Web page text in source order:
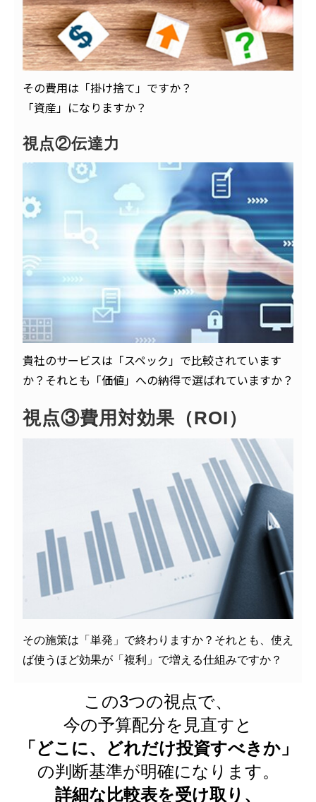
その費用は「掛け捨て」ですか？
「資産」になりますか？
視点②伝達力
貴社のサービスは「スペック」で比較されています
か？それとも「価値」への納得で選ばれていますか？
視点③費用対効果（ROI）
その施策は「単発」で終わりますか？それとも、使え
ば使うほど効果が「複利」で増える仕組みですか？
この3つの視点で、
今の予算配分を見直すと
「どこに、どれだけ投資すべきか」
の判断基準が明確になります。
詳細な比較表を受け取り、